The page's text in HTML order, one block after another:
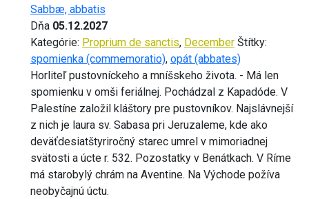
Sabbæ, abbatis
Dňa 05.12.2027
Kategórie: Proprium de sanctis, December Štítky:
spomienka (commemoratio), opát (abbates)
Horliteľ pustovníckeho a mníšskeho života. - Má len
spomienku v omši feriálnej. Pochádzal z Kapadóde. V
Palestíne založil kláštory pre pustovníkov. Najslávnejší
z nich je laura sv. Sabasa pri Jeruzaleme, kde ako
deväťdesiatštyriročný starec umrel v mimoriadnej
svätosti a úcte r. 532. Pozostatky v Benátkach. V Ríme
má starobylý chrám na Aventine. Na Východe požíva
neobyčajnú úctu.